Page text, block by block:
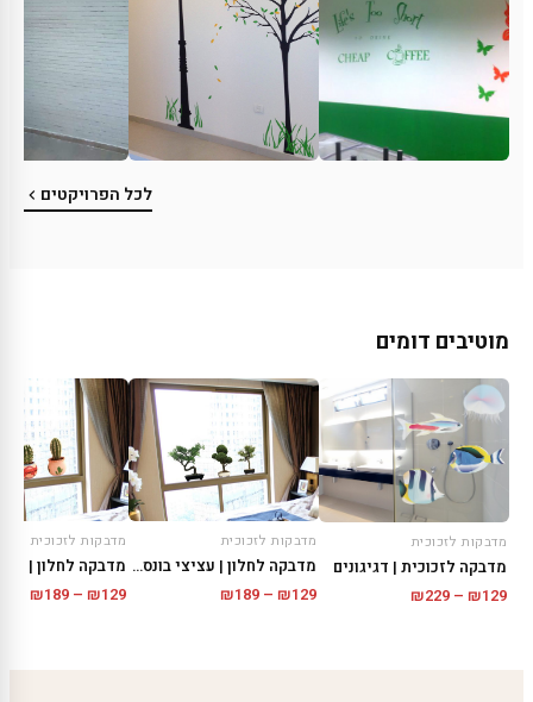
לכל הפרויקטים
מוטיבים דומים
מדבקות לזכוכית
מדבקה לזכוכית | דגיגונים
₪129
–
₪229
מדבקות לזכוכית
מדבקה לחלון | עציצי בונסאי
₪129
–
₪189
מדבקות לזכוכית
₪129
–
₪189